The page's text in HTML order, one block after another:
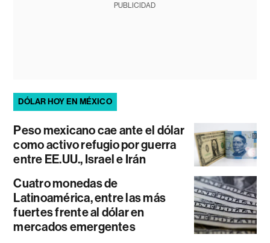
PUBLICIDAD
DÓLAR HOY EN MÉXICO
Peso mexicano cae ante el dólar
como activo refugio por guerra
entre EE.UU., Israel e Irán
Cuatro monedas de
Latinoamérica, entre las más
fuertes frente al dólar en
mercados emergentes